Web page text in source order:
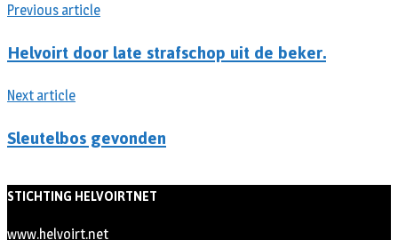
Previous article
Helvoirt door late strafschop uit de beker.
Next article
Sleutelbos gevonden
STICHTING HELVOIRTNET
www.helvoirt.net